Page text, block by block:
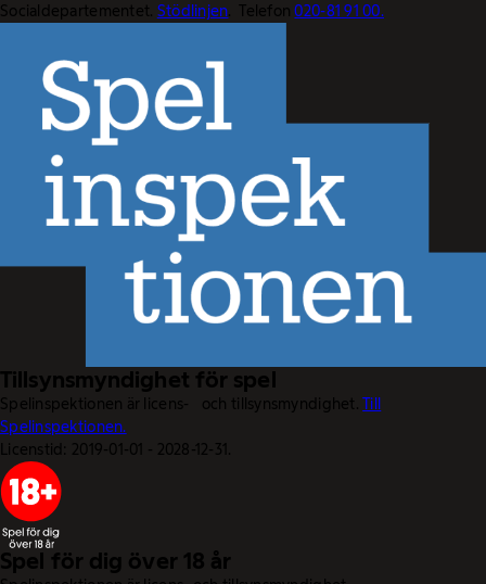
Socialdepartementet. Stödlinjen. Telefon020-81 91 00.
Tillsynsmyndighet för spel
Spelinspektionen är licens- och tillsynsmyndighet.Till
Spelinspektionen.
Licenstid: 2019-01-01 - 2028-12-31.
Spel för dig över 18 år